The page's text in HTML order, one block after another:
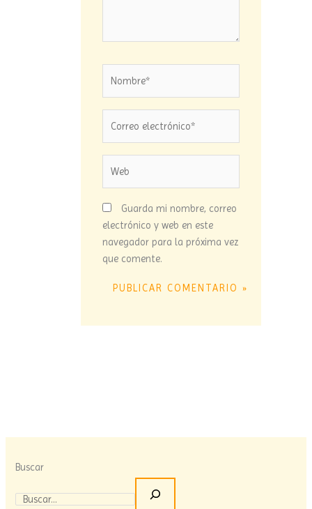
Guarda mi nombre, correo
electrónico y web en este
navegador para la próxima vez
que comente.
Buscar